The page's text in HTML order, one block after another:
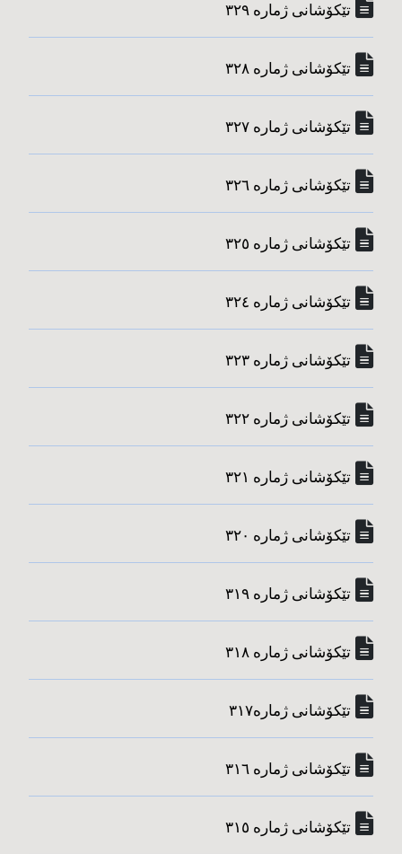
تێکۆشانی ژماره‌ ٣٢٩
تێکۆشانی ژماره‌ ٣٢٨
تێکۆشانی ژماره‌ ٣٢٧
تێکۆشانی ژماره‌ ٣٢٦
تێکۆشانی ژماره‌ ٣٢٥
تێکۆشانی ژماره‌ ٣٢٤
تێکۆشانی ژماره‌ ٣٢٣
تێکۆشانی ژماره‌ ٣٢٢
تێکۆشانی ژماره‌ ٣٢١
تێکۆشانی ژماره‌ ٣٢٠
تێکۆشانی ژماره‌ ٣١٩
تێکۆشانی ژماره‌ ٣١٨
تێکۆشانی ژماره‌٣١٧
تێکۆشانی ژماره‌ ٣١٦
تێکۆشانی ژماره‌ ٣١٥